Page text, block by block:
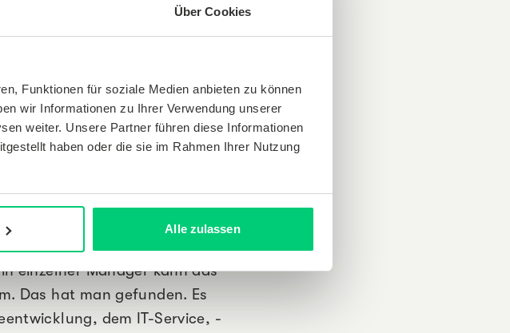
Über Cookies
Funktionen für soziale Medien anbieten zu können
wir Informationen zu Ihrer Verwendung unserer
weiter. Unsere Partner führen diese Informationen
haben oder die sie im Rahmen Ihrer Nutzung
Alle zulassen
– bestätigen, dass auch
zunehmender Komplexität
Kollegen diese Veränderung
„Wir haben zudem
genauso vielschichtig ist,
einzelner Manager kann das
Das hat man gefunden. Es
dem IT-Service, -